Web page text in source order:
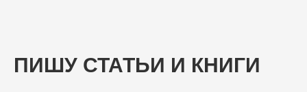
ПИШУ СТАТЬИ И КНИГИ